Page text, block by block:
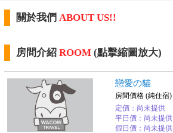
關於我們 ABOUT US!!
房間介紹 ROOM (點擊縮圖放大)
戀愛の貓
房間價格 (純住宿)
定價：尚未提供
平日價：尚未提供
假日價：尚未提供